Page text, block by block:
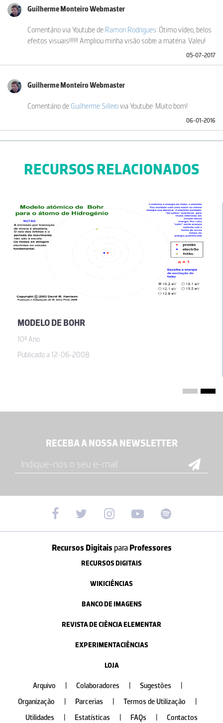
Guilherme Monteiro Webmaster
Comentário via Youtube de Ramon Rodrigues: Ótimo vídeo, belos
efeitos visuais!!!!!! Ampliou minha visão sobre a matéria. Valeu!
05-07-2017
Guilherme Monteiro Webmaster
Comentário de Guilherme Sillerovia Youtube: Muito bom!
06-01-2016
RECURSOS RELACIONADOS
MODELO DE BOHR
10º Ano
Publicado a 12-06-2008
RECEBA A NOSSA NEWSLETTER
Recursos Digitais paraProfessores
RECURSOS DIGITAIS
WIKICIÊNCIAS
BANCO DE IMAGENS
REVISTA DE CIÊNCIA ELEMENTAR
EXPERIMENTACIÊNCIAS
LOJA
Arquivo Colaboradores Sugestões
Organização
Parcerias Termos de Utilização
Utilidades
Estatísticas FAQs Contactos